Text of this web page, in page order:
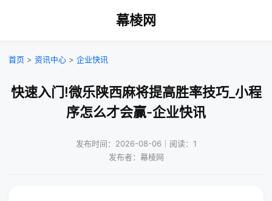
幕棱网
首页 > 资讯中心 > 企业快讯
快速入门!微乐陕西麻将提高胜率技巧_小程
序怎么才会赢-企业快讯
发布时间：2026-08-06｜阅读：1
发布者：幕棱网